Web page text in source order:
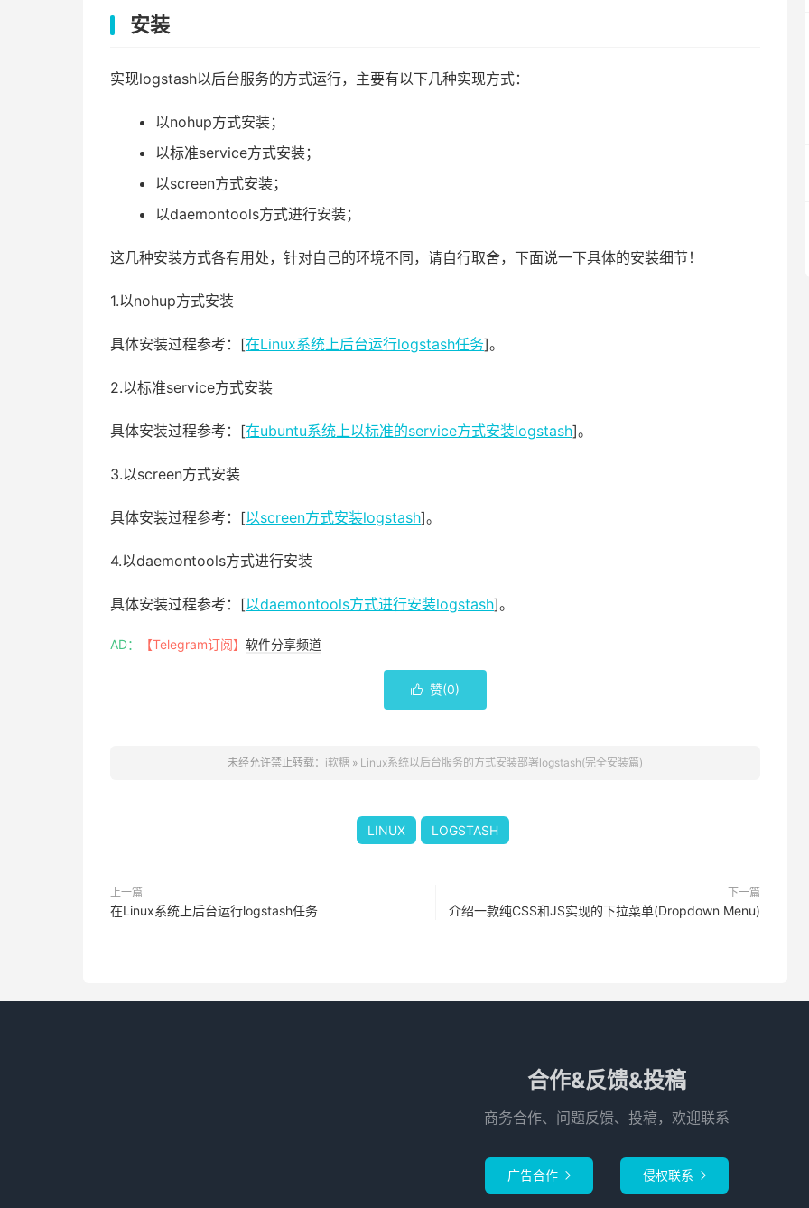
安装
实现logstash以后台服务的方式运行，主要有以下几种实现方式：
以nohup方式安装；
以标准service方式安装；
以screen方式安装；
以daemontools方式进行安装；
这几种安装方式各有用处，针对自己的环境不同，请自行取舍，下面说一下具体的安装细节！
1.以nohup方式安装
具体安装过程参考：[在Linux系统上后台运行logstash任务]。
2.以标准service方式安装
具体安装过程参考：[在ubuntu系统上以标准的service方式安装logstash]。
3.以screen方式安装
具体安装过程参考：[以screen方式安装logstash]。
4.以daemontools方式进行安装
具体安装过程参考：[以daemontools方式进行安装logstash]。
AD： 【Telegram订阅】 软件分享频道
 赞(0)
未经允许禁止转载： i软糖 » Linux系统以后台服务的方式安装部署logstash(完全安装篇)
LINUX LOGSTASH
上一篇
在Linux系统上后台运行logstash任务
下一篇
介绍一款纯CSS和JS实现的下拉菜单(Dropdown Menu)
合作&反馈&投稿
商务合作、问题反馈、投稿，欢迎联系
广告合作  侵权联系 